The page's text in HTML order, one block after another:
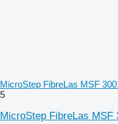
MicroStep FibreLas MSF
5
MicroStep FibreLas MSF